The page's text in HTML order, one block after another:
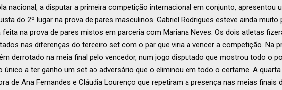
nacional, a disputar a primeira competição internacional em conjunto, apresentou
do 2º lugar na prova de pares masculinos. Gabriel Rodrigues esteve ainda
feita na prova de pares mistos em parceria com Mariana Neves. Os dois atletas
nas diferenças do terceiro set com o par que viria a vencer a competição. Na
derrotado na meia final pelo vencedor, num jogo disputado que mostrou todo o
único a ter ganho um set ao adversário que o eliminou em todo o certame. A
de Ana Fernandes e Cláudia Lourenço que repetiram a presença nas meias